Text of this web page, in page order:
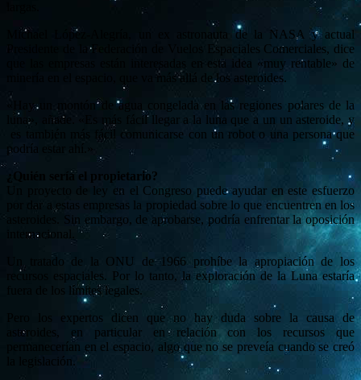
Michael López-Alegría, un ex astronauta de la NASA y actual
Presidente de la Federación de Vuelos Espaciales Comerciales, dice
que las empresas están interesadas en esta idea «muy rentable» de
minería en el espacio, que va más allá de los asteroides.
«Hay un montón de agua congelada en las regiones polares de la
luna», añade. «Es más fácil llegar a la luna que a un un asteroide, y
es también más fácil comunicarse con un robot o una persona que
podría estar ahí.»
¿Quién sería el propietario?
Un proyecto de ley en el Congreso puede ayudar en este esfuerzo
por dar a estas empresas la propiedad sobre lo que encuentren en los
asteroides. Sin embargo, de aprobarse, podría enfrentar la oposición
internacional.
Un tratado de la ONU de 1966 prohíbe la apropiación de los
recursos espaciales. Por lo tanto, la exploración de la Luna estaría
fuera de los límites legales.
Pero los expertos dicen que no hay duda sobre la causa de
asteroides, en particular en relación con los recursos que
permanecerían en el espacio, algo que no se preveía cuando se creó
la legislación.